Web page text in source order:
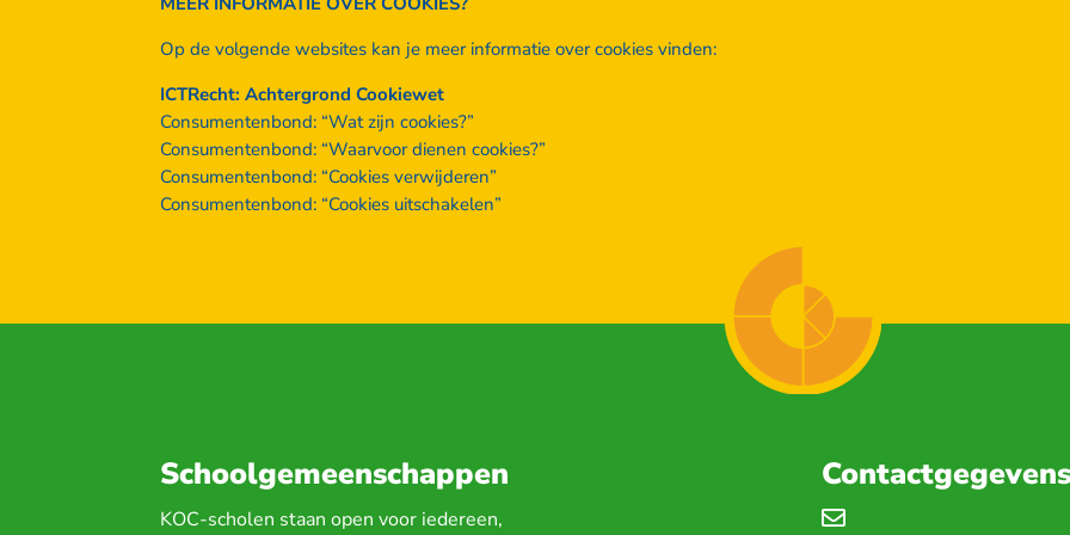
Op de volgende websites kan je meer informatie over cookies vinden:
ICTRecht: Achtergrond Cookiewet
Consumentenbond: “Wat zijn cookies?”
Consumentenbond: “Waarvoor dienen cookies?”
Consumentenbond: “Cookies verwijderen”
Consumentenbond: “Cookies uitschakelen”
Schoolgemeenschappen
KOC-scholen staan open voor iedereen,